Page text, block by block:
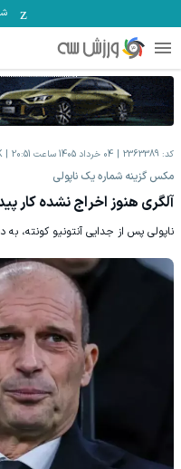
کد: 2363389 04 خرداد 1405 ساعت 20:51
مکس گزینه شماره یک ناپولی
آلگری هنوز اخراج نشده کار
ناپولی پس از جدایی آنتونیو کونته،